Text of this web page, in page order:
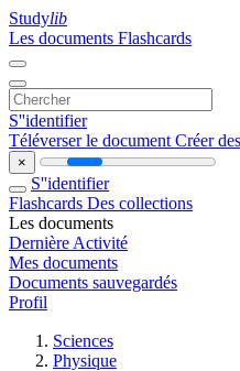
Studylib
Les documents Flashcards
S''identifier
Téléverser le document Créer
×
S''identifier
Flashcards Des collections
Les documents
Dernière Activité
Mes documents
Documents sauvegardés
Profil
Sciences
Physique